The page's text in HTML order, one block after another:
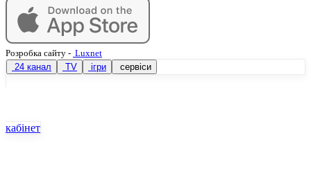
Розробка сайту - Luxnet
24 канал
TV ігри сервіси
кабінет